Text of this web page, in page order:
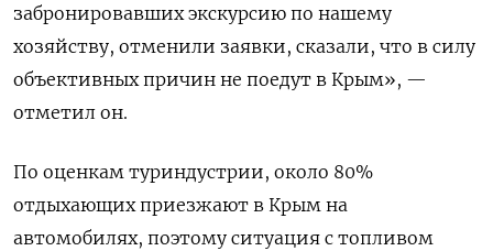
забронировавших экскурсию по нашему
хозяйству, отменили заявки, сказали, что в силу
объективных причин не поедут в Крым», —
отметил он.
По оценкам туриндустрии, около 80%
отдыхающих приезжают в Крым на
автомобилях, поэтому ситуация с топливом